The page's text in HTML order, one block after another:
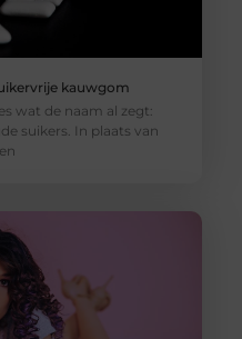
kauwgom
wat de naam al zegt:
suikers. In plaats van